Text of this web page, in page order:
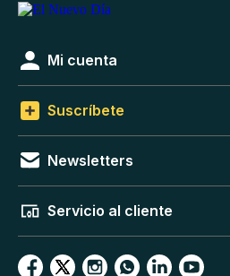
Mi cuenta
Suscríbete
Newsletters
Servicio al cliente